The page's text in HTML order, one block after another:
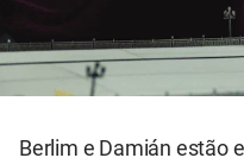
Berlim e Damián estão